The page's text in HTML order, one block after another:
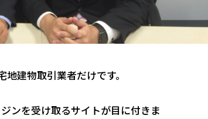
建物取引業者だけです。
ンを受け取るサイトが目に付きま